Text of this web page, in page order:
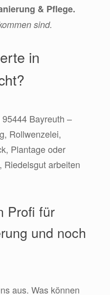
& Pflege.
sind.
in
Bayreuth –
Rollwenzelei,
Plantage oder
Riedelsgut arbeiten
Profi für
und noch
aus. Was können